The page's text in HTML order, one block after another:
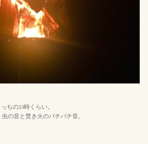
ちの23時くらい。
の音と焚き火のパチパチ音。